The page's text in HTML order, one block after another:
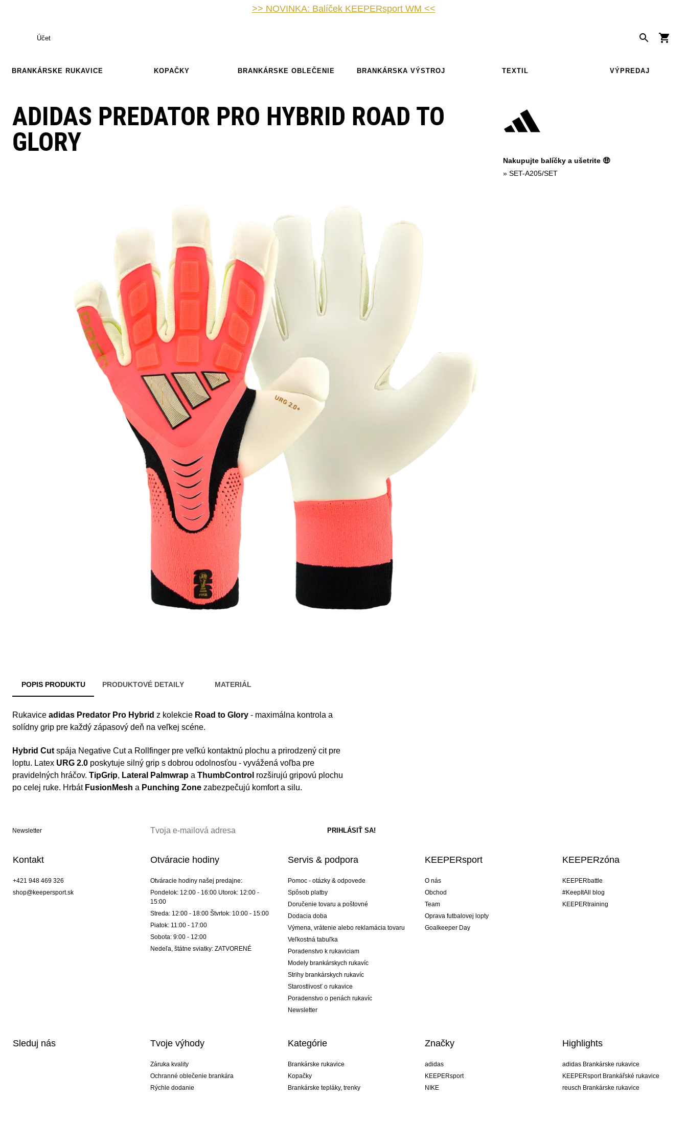
>> NOVINKA: Balíček KEEPERsport WM <<
Účet
BRANKÁRSKE RUKAVICE KOPAČKY BRANKÁRSKE OBLEČENIE BRANKÁRSKA VÝSTROJ TEXTIL VÝPREDAJ
ADIDAS PREDATOR PRO HYBRID ROAD TO
GLORY
Nakupujte balíčky a ušetrite 🤑
» SET-A205/SET
POPIS PRODUKTU PRODUKTOVÉ DETAILY MATERIÁL
Rukavice adidas Predator Pro Hybrid z kolekcie Road to Glory - maximálna kontrola a
solídny grip pre každý zápasový deň na veľkej scéne.
Hybrid Cutspája Negative Cut a Rollfinger pre veľkú kontaktnú plochu a prirodzený cit pre
loptu. Latex URG 2.0 poskytuje silný grip s dobrou odolnosťou - vyvážená voľba pre
pravidelných hráčov. TipGrip, Lateral Palmwrap a ThumbControl rozširujú gripovú plochu
po celej ruke. Hrbát FusionMesh a Punching Zone zabezpečujú komfort a silu.
Newsletter
Kontakt
+421 948 469 326
shop@keepersport.sk
Otváracie hodiny
Otváracie hodiny našej predajne:
Pondelok: 12:00 - 16:00 Utorok: 12:00 -
15:00
Streda: 12:00 - 18:00 Štvrtok: 10:00 - 15:00
Piatok: 11:00 - 17:00
Sobota: 9:00 - 12:00
Nedeľa, štátne sviatky: ZATVORENÉ
Servis & podpora
Pomoc - otázky & odpovede
Spôsob platby
Doručenie tovaru a poštovné
Dodacia doba
Výmena, vrátenie alebo reklamácia tovaru
Veľkostná tabuľka
Poradenstvo k rukaviciam
Modely brankárskych rukavíc
Strihy brankárskych rukavíc
Starostlivosť o rukavice
Poradenstvo o penách rukavíc
Newsletter
KEEPERsport
O nás
Obchod
Team
Oprava futbalovej lopty
Goalkeeper Day
KEEPERzóna
KEEPERbattle
#KeepItAll blog
KEEPERtraining
Sleduj nás Tvoje výhody
Záruka kvality
Ochranné oblečenie brankára
Rýchle dodanie
Kategórie
Brankárske rukavice
Kopačky
Brankárske tepláky, trenky
Značky
adidas
KEEPERsport
NIKE
Highlights
adidas Brankárske rukavice
KEEPERsport Brankářské rukavice
reusch Brankárske rukavice